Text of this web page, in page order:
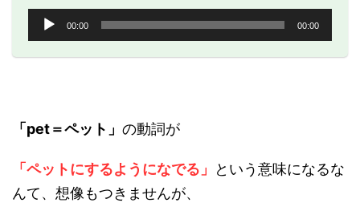
00:00 00:00
「pet＝ペット」 の動詞が
「ペットにするようになでる」
という意味になるな
んて、想像もつきませんが、